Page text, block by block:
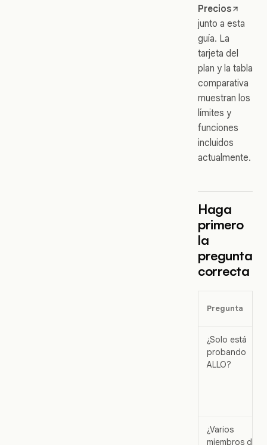
Precios
junto a esta
guía. La
tarjeta del
plan y la tabla
comparativa
muestran los
límites y
funciones
incluidos
actualmente.
Haga
primero
la
pregunta
correcta
Pregunta
¿Solo está
probando
ALLO?
¿Varios
miembros del